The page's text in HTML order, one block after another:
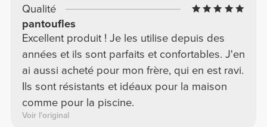
Qualité
pantoufles
Excellent produit ! Je les utilise depuis des
années et ils sont parfaits et confortables. J'en
ai aussi acheté pour mon frère, qui en est ravi.
Ils sont résistants et idéaux pour la maison
comme pour la piscine.
Voir l'original